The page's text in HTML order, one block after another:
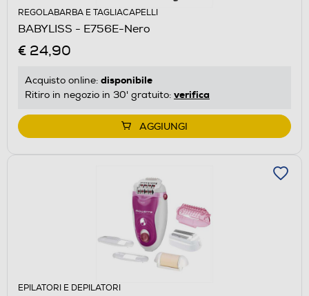
REGOLABARBA E TAGLIACAPELLI
BABYLISS - E756E-Nero
€ 24,90
Acquisto online: disponibile
Ritiro in negozio in 30' gratuito: verifica
AGGIUNGI
EPILATORI E DEPILATORI